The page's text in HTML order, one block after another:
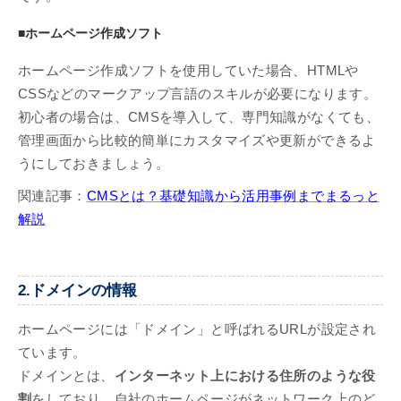
■ホームページ作成ソフト
ホームページ作成ソフトを使用していた場合、HTMLや
CSSなどのマークアップ言語のスキルが必要になります。
初心者の場合は、CMSを導入して、専門知識がなくても、
管理画面から比較的簡単にカスタマイズや更新ができるよ
うにしておきましょう。
関連記事： CMSとは？基礎知識から活用事例までまるっと
解説
2.ドメインの情報
ホームページには「ドメイン」と呼ばれるURLが設定され
ています。
ドメインとは、 インターネット上における住所のような役